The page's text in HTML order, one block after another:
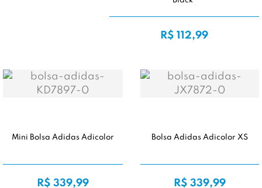
R$ 112,99
Mini Bolsa Adidas Adicolor
R$ 339,99
Bolsa Adidas Adicolor XS
R$ 339,99